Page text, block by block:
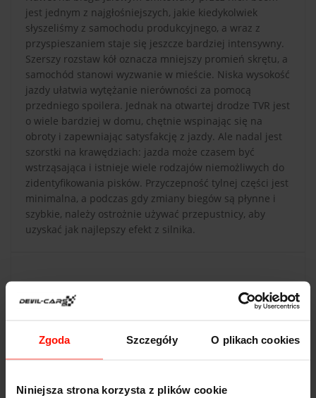
Zgoda Szczegóły O plikach cookies
Niniejsza strona korzysta z plików cookie
jest jednym z najgłośniejszych, jakie kiedykolwiek
słyszeliśmy z samochodu produkcyjnego, a wraz z
przyspieszaniem staje się jeszcze bardziej intensywny.
Szerszy rozstaw kół oznacza mniejszy promień skrętu, a
samochód stanowi wyzwanie w mieście. Niska wysokość
jazdy ułatwia wytężanie nierówności za pomocą
przedniego spoilera. Jednak na otwartej drodze TVR jest
o wiele bardziej w domu, chętnie wspinając się na
obroty i zapewniając satysfakcję z jazdy. Ale nadal jest
szorstki na krawędziach: jazda może czasem być
wstrząsająca i istnieje wiele rodzajów niemożliwych do
zidentyfikowania pisków. Przyczepność tylnej części jest
minimalna, a podczas gdy zmiany biegów są płynne i
szybkie, należy ostrożnie używać przepustnicy, aby
uzyskać jak najlepszy efekt z silnika.